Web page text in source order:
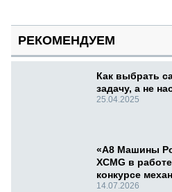
РЕКОМЕНДУЕМ
Как выбрать
задачу, а не
25.04.2025
«А8 Машины
XCMG в
конкурсе
14.07.2026